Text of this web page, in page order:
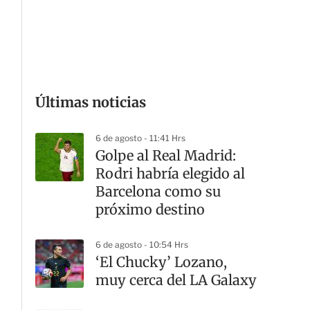
Últimas noticias
6 de agosto - 11:41 Hrs
Golpe al Real Madrid:
Rodri habría elegido al
Barcelona como su
próximo destino
6 de agosto - 10:54 Hrs
‘El Chucky’ Lozano,
muy cerca del LA Galaxy